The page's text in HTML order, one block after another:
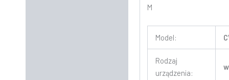
M
Model:
Rodzaj
urządzenia: